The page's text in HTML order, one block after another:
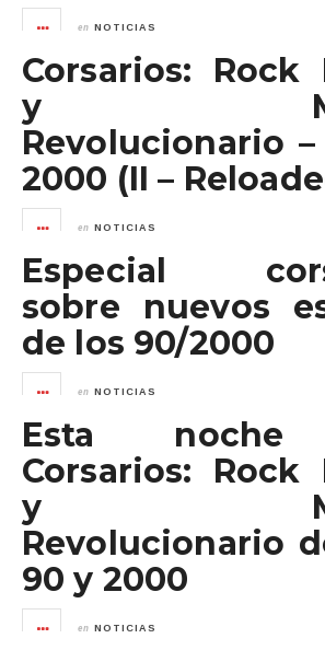
en NOTICIAS
Corsarios: Rock
y
Revolucionario
2000 (II –
en NOTICIAS
Especial
sobre nuevos
de los 90/2000
en NOTICIAS
Esta
Corsarios: Rock
y
Revolucionario
90 y 2000
en NOTICIAS